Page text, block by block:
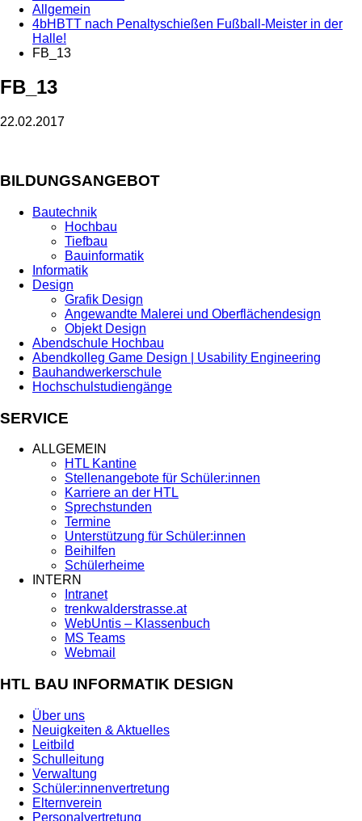
Allgemein
4bHBTT nach Penaltyschießen Fußball-Meister in der
Halle!
FB_13
FB_13
22.02.2017
BILDUNGSANGEBOT
Bautechnik
Hochbau
Tiefbau
Bauinformatik
Informatik
Design
Grafik Design
Angewandte Malerei und Oberflächendesign
Objekt Design
Abendschule Hochbau
Abendkolleg Game Design | Usability Engineering
Bauhandwerkerschule
Hochschulstudiengänge
SERVICE
ALLGEMEIN
HTL Kantine
Stellenangebote für Schüler:innen
Karriere an der HTL
Sprechstunden
Termine
Unterstützung für Schüler:innen
Beihilfen
Schülerheime
INTERN
Intranet
trenkwalderstrasse.at
WebUntis – Klassenbuch
MS Teams
Webmail
HTL BAU INFORMATIK DESIGN
Über uns
Neuigkeiten & Aktuelles
Leitbild
Schulleitung
Verwaltung
Schüler:innenvertretung
Elternverein
Personalvertretung